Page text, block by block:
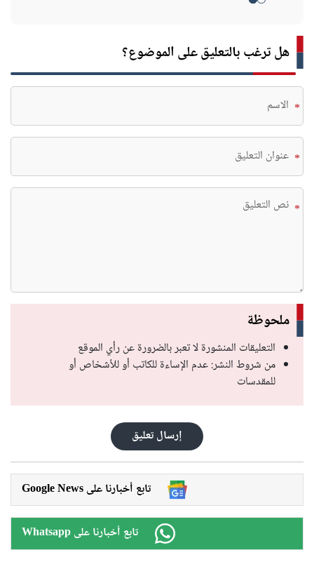
هل ترغب بالتعليق على الموضوع؟
*
*
*
ملحوظة
التعليقات المنشورة لا تعبر بالضرورة عن رأي الموقع
من شروط النشر: عدم الإساءة للكاتب أو للأشخاص أو
للمقدسات
إرسال تعليق
Google News تابع أخبارنا على
Whatsapp تابع أخبارنا على